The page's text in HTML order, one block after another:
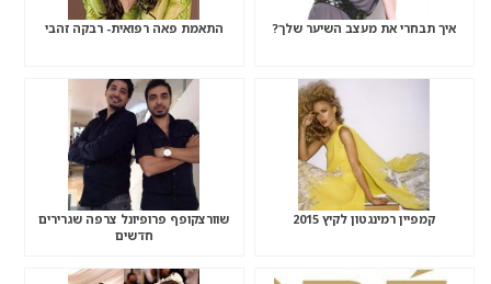
איך תבחרי את מעצב השיער שלך? התאמת פאה רפואית- רבקה זהבי
קמפיין רמינגטון לקיץ 2015
שוורצקופף פרופיונל צרפה שגרירים
חדשים